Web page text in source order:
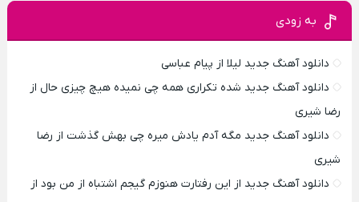
به زودی
دانلود آهنگ جدید لیلا از پیام عباسی
دانلود آهنگ جدید شده تکراری همه چی نمیده هیچ چیزی حال از
رضا شیری
دانلود آهنگ جدید مگه آدم یادش میره چی بهش گذشت از رضا
شیری
دانلود آهنگ جدید از این رفتارت هنوزم گیجم اشتباه از من بود از